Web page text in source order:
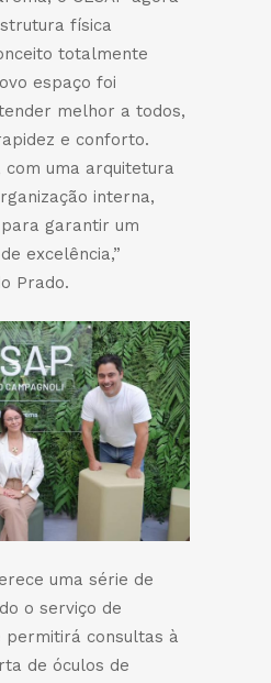
física
totalmente
espaço foi
melhor a todos,
e conforto.
com uma arquitetura
interna,
garantir um
excelência,”
Prado.
uma série de
o serviço de
permitirá consultas à
de óculos de